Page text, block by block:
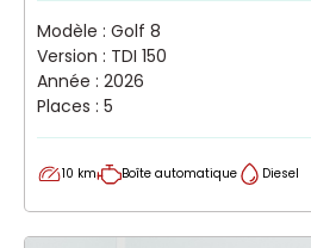
Modèle : Golf 8
Version : TDI 150
Année : 2026
Places : 5
10 km Boîte automatique Diesel